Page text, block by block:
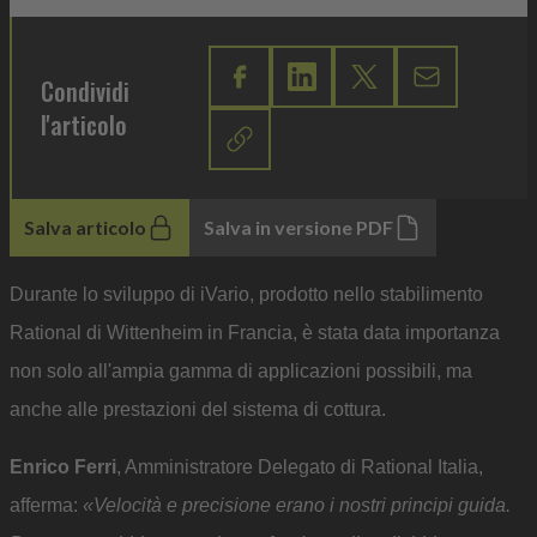
Condividi
l'articolo
Salva articolo Salva in versione PDF
Durante lo sviluppo di iVario, prodotto nello stabilimento
Rational di Wittenheim in Francia, è stata data importanza
non solo all'ampia gamma di applicazioni possibili, ma
anche alle prestazioni del sistema di cottura.
Enrico Ferri, Amministratore Delegato di Rational Italia,
afferma: «Velocità e precisione erano i nostri principi guida.